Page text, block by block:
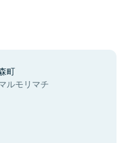
町
ルモリマチ